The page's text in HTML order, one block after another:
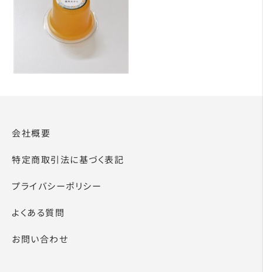
会社概要
特定商取引法に基づく表記
プライバシーポリシー
よくある質問
お問い合わせ